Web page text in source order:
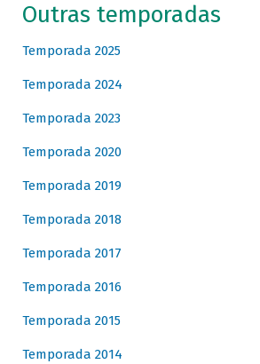
Outras temporadas
Temporada 2025
Temporada 2024
Temporada 2023
Temporada 2020
Temporada 2019
Temporada 2018
Temporada 2017
Temporada 2016
Temporada 2015
Temporada 2014